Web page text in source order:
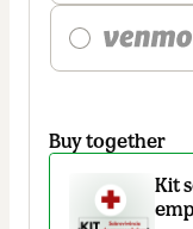
Buy together
Kit